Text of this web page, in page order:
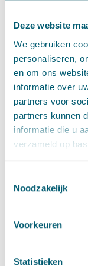
Deze website
We gebruiken
personaliseren,
en om ons
informatie over
partners voor
partners kunnen
informatie die u
verzameld op
Noodzakelijk
Voorkeuren
Statistieken
een secundair
2015. Impliciet
hulphond door
Bron: Rb Oost-
De rechtbank
minderjarig kind.
kind met een